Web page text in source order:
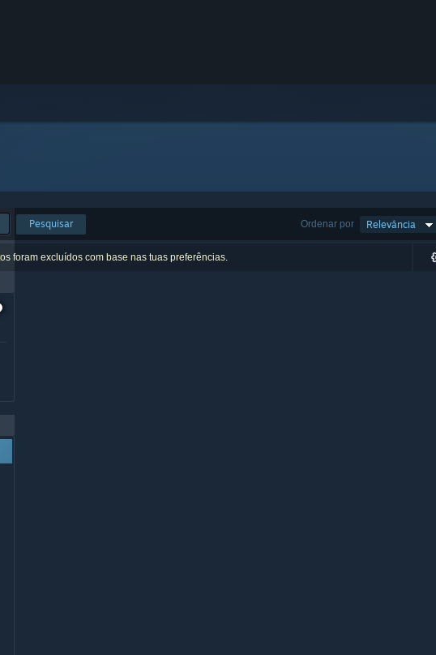
Ordenar por Relevância
Pesquisar
foram excluídos com base nas tuas preferências.